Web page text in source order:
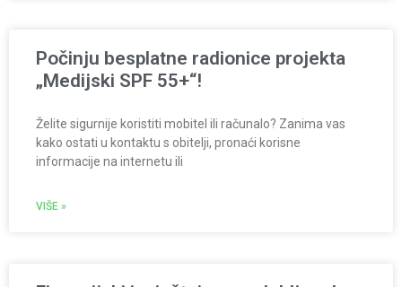
Počinju besplatne radionice projekta
„Medijski SPF 55+“!
Želite sigurnije koristiti mobitel ili računalo? Zanima vas
kako ostati u kontaktu s obitelji, pronaći korisne
informacije na internetu ili
VIŠE »